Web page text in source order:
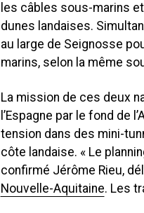
les câbles sous-marins
dunes landaises.
au large de Seignosse
marins, selon la même
La mission de ces deux
l’Espagne par le fond de
tension dans des mini-
côte landaise. « Le
confirmé Jérôme Rieu,
Nouvelle-Aquitaine. Les